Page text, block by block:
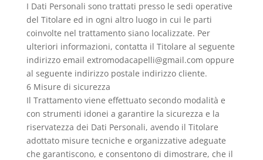
I Dati Personali sono trattati presso le sedi operative
del Titolare ed in ogni altro luogo in cui le parti
coinvolte nel trattamento siano localizzate. Per
ulteriori informazioni, contatta il Titolare al seguente
indirizzo email extromodacapelli@gmail.com oppure
al seguente indirizzo postale indirizzo cliente.
6 Misure di sicurezza
Il Trattamento viene effettuato secondo modalità e
con strumenti idonei a garantire la sicurezza e la
riservatezza dei Dati Personali, avendo il Titolare
adottato misure tecniche e organizzative adeguate
che garantiscono, e consentono di dimostrare, che il